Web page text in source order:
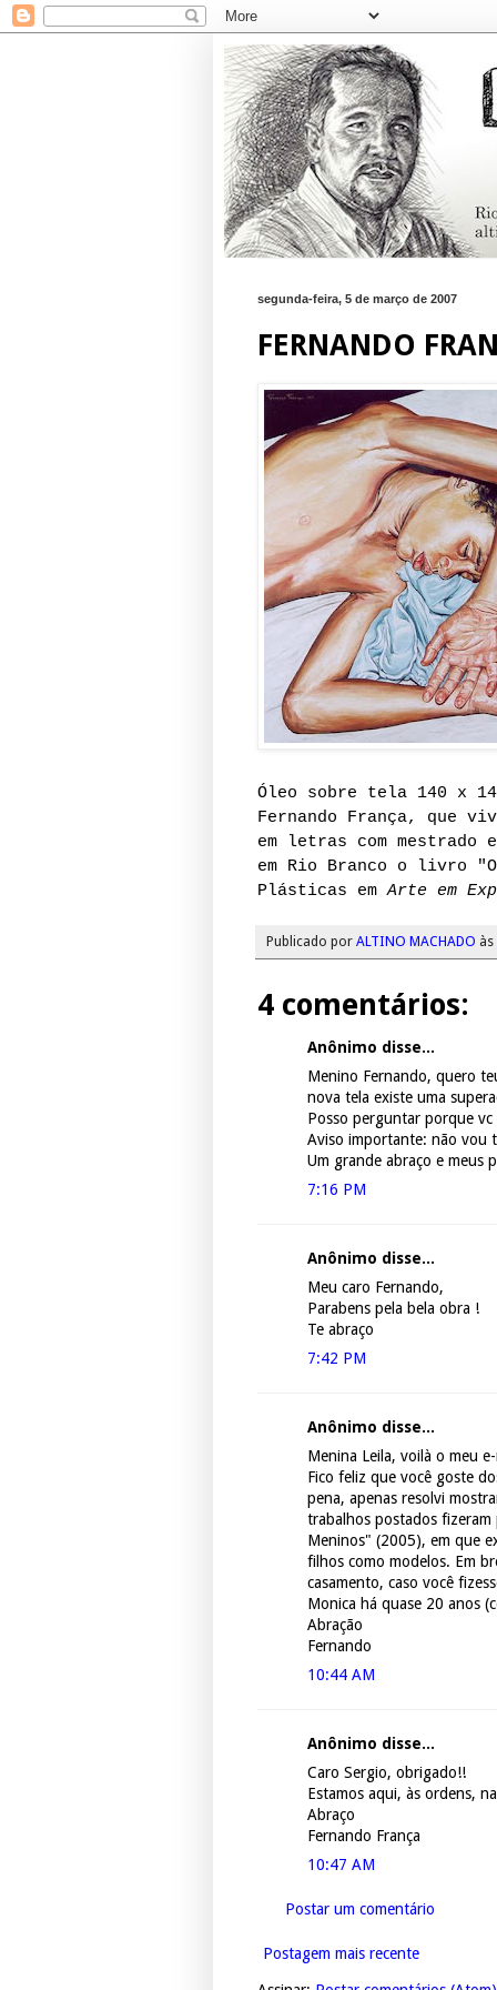
segunda-feira, 5 de março de 2007
FERNANDO
Óleo sobre tela 140 x
Fernando França, que
em letras com
em Rio Branco o livro
Plásticas emArte em
Publicado por ALTINO MACHADO às
4 comentários:
Anônimo disse...
Menino Fernando, quero
nova tela existe uma
Posso perguntar porque vc
Aviso importante: não vou
Um grande abraço e meus
7:16 PM
Anônimo disse...
Meu caro Fernando,
Parabens pela bela obra !
Te abraço
7:42 PM
Anônimo disse...
Menina Leila, voilà o meu
Fico feliz que você goste
pena, apenas resolvi
trabalhos postados
Meninos" (2005), em que
filhos como modelos. Em
casamento, caso você
Monica há quase 20 anos
Abração
Fernando
10:44 AM
Anônimo disse...
Caro Sergio, obrigado!!
Estamos aqui, às ordens,
Abraço
Fernando França
10:47 AM
Postar um comentário
Postagem mais recente